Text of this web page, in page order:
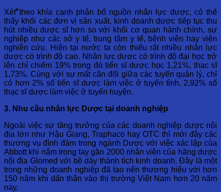
Xét theo khía cạnh phân bố nguồn nhân lực dược, có thể
thấy khối các đơn vị sản xuất, kinh doanh dược tiếp tục thu
hút nhiều dược sĩ hơn so với khối cơ quan hành chính, sự
nghiệp như các sở y tế, trung tâm y tế, bệnh viện hay viện
nghiên cứu. Hiện tại nước ta còn thiếu rất nhiều nhân lực
dược có trình độ cao. Nhân lực dược có trình độ đại học trở
lên chỉ chiếm 19% trong đó tiến sĩ dược học 1,21%, thạc sĩ
1,73%. Cùng với sự mất cân đối giữa các tuyến quản lý, chỉ
có hơn 2% số tiến sĩ dược làm việc ở tuyến tỉnh, 2,92% số
thạc sĩ dược làm việc ở tuyến huyện.
3. Nhu cầu nhân lực Dược tại doanh nghiệp
Ngoài việc sự tăng trưởng của các doanh nghiệp dược nội
địa lớn như Hậu Giang, Traphaco hay OTC thì mới đây các
thương vụ đình đám trong ngành Dược với việc xác lập của
Abbott khi nắm trong tay gần 2000 nhân viên của hãng dược
nội địa Glomed với bề dày thành tích kinh doanh. Đây là một
trong những doanh nghiệp đã tạo nên thương hiệu với hơn
150 năm khi dấn thân vào thị trường Việt Nam hơn 20 năm
nay.